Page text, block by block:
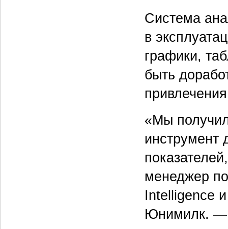
Система
в
графики,
быть
«Мы
инструмент
менеджер
Intelligence
Юнимилк. —